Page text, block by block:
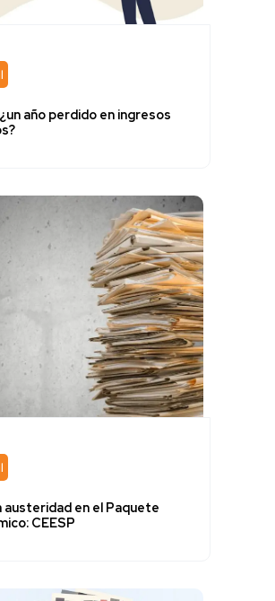
año perdido en ingresos
austeridad en el Paquete
CEESP